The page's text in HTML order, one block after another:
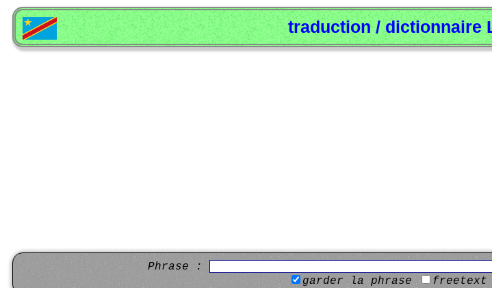
traduction / dictionnaire
Phrase :
garder la phrase
freetext